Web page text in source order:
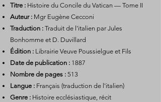
Titre : Histoire du Concile du Vatican — Tome II
Auteur : Mgr Eugène Cecconi
Traduction : Traduit de l'italien par Jules
Bonhomme et D. Duvillard
Édition : Librairie Veuve Poussielgue et Fils
Date de publication : 1887
Nombre de pages : 513
Langue : Français (traduction de l'italien)
Genre : Histoire ecclésiastique, récit